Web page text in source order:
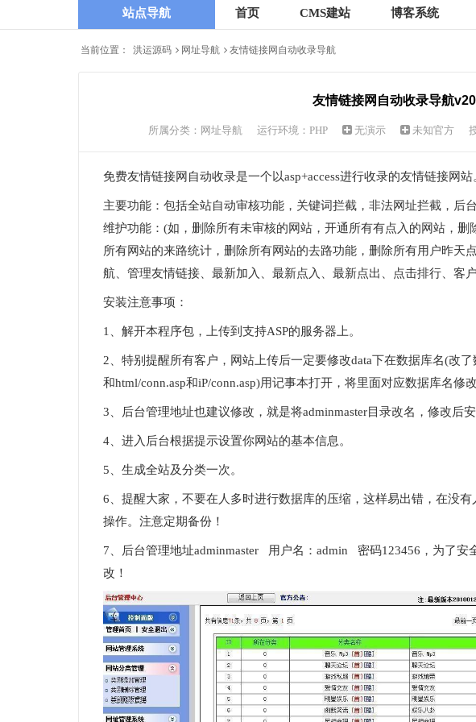
站点导航 首页 CMS建站 博客系统
当前位置： 洪运源码 网址导航 友情链接网自动收录导航
友情链接网自动收录导航
所属分类： 网址导航 运行环境：PHP 无演示 未知官方
免费友情链接网自动收录是一个以asp+access进行收录的友情链接网站
主要功能：包括全站自动审核功能，关键词拦截，非法网址拦截，后
维护功能：(如，删除所有未审核的网站，开通所有有点入的网站，
所有网站的来路统计，删除所有网站的去路功能，删除所有用户昨天
航、管理友情链接、最新加入、最新点入、最新点出、点击排行、客
安装注意事项：
1、解开本程序包，上传到支持ASP的服务器上。
2、特别提醒所有客户，网站上传后一定要修改data下在数据库名(改了
和html/conn.asp和iP/conn.asp)用记事本打开，将里面对应数据库名修
3、后台管理地址也建议修改，就是将adminmaster目录改名，修改后
4、进入后台根据提示设置你网站的基本信息。
5、生成全站及分类一次。
6、提醒大家，不要在人多时进行数据库的压缩，这样易出错，在没
操作。注意定期备份！
7、后台管理地址adminmaster 用户名：admin 密码123456，为了安
改！